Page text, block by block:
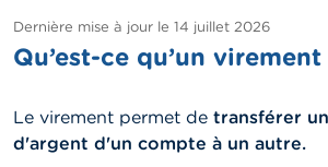
Dernière mise à jour le 14 juillet 2026
Qu’est-ce qu’un virement
Le virement permet de transférer
d'argent d'un compte à un autre.